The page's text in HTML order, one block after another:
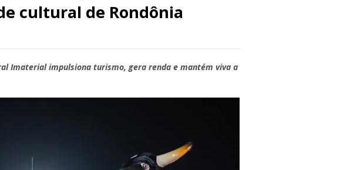
cultural de Rondônia
Imaterial impulsiona turismo, gera renda e mantém viva a